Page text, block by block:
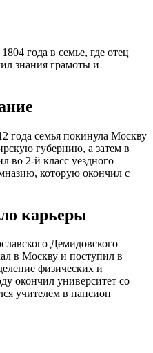
года в семье, где отец
знания грамоты и
года семья покинула Москву
губернию, а затем в
во 2-й класс уездного
которую окончил с
карьеры
Демидовского
в Москву и поступил в
физических и
окончил университет со
учителем в пансион